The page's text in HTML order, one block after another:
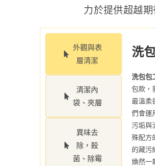
力於提供超越
外觀與表
層清潔
清潔內
袋、夾層
異味去
除，殺
菌、除霉
洗
洗包包
包款，
最溫柔
們會運
污垢與
殊配方
的藏污
煥然一